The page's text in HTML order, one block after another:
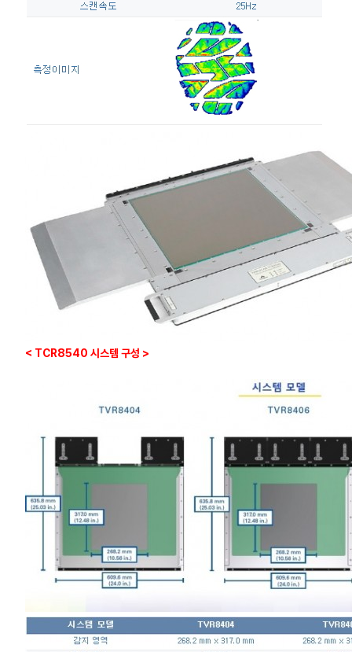
< TCR8540 시스템 구성 >